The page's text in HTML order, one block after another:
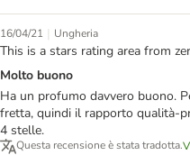
16/04/21 | Ungheria
This is a stars rating area from
Molto buono
Ha un profumo davvero buono.
fretta, quindi il rapporto qualità-
4 stelle.
Questa recensione è stata tradotta.